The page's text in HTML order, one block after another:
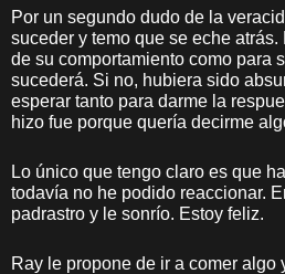
Por un segundo dudo de la
suceder y temo que se eche
de su comportamiento como para
sucederá. Si no, hubiera sido
esperar tanto para darme la
hizo fue porque quería decirme
Lo único que tengo claro es que
todavía no he podido reaccionar.
padrastro y le sonrío. Estoy feliz.
Ray le propone de ir a comer algo